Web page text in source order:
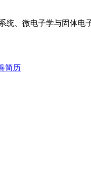
统、微电子学与固体电
简历